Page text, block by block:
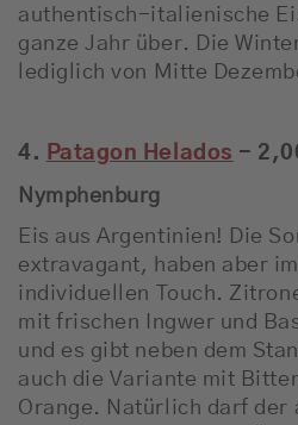
authentisch-italienische
ganze Jahr über. Die
lediglich von Mitte
4. Patagon Helados -
Nymphenburg
Eis aus Argentinien! Die
extravagant, haben aber
individuellen Touch.
mit frischen Ingwer und
und es gibt neben dem
auch die Variante mit
Orange. Natürlich darf der